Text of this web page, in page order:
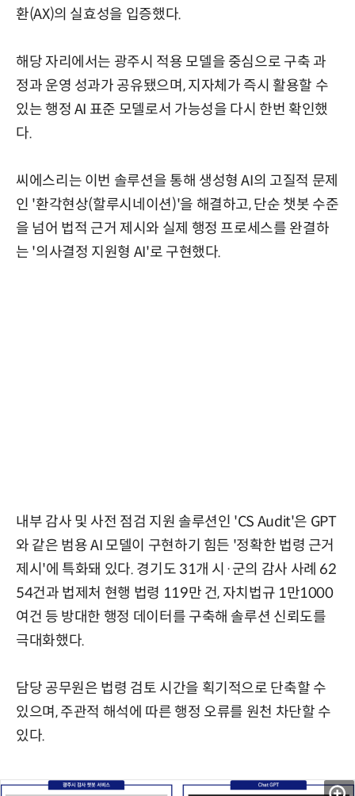
환(AX)의 실효성을 입증했다.
해당 자리에서는 광주시 적용 모델을 중심으로 구축 과
정과 운영 성과가 공유됐으며, 지자체가 즉시 활용할 수
있는 행정 AI 표준 모델로서 가능성을 다시 한번 확인했
다.
씨에스리는 이번 솔루션을 통해 생성형 AI의 고질적 문제
인 '환각현상(할루시네이션)'을 해결하고, 단순 챗봇 수준
을 넘어 법적 근거 제시와 실제 행정 프로세스를 완결하
는 '의사결정 지원형 AI'로 구현했다.
내부 감사 및 사전 점검 지원 솔루션인 'CS Audit'은 GPT
와 같은 범용 AI 모델이 구현하기 힘든 '정확한 법령 근거
제시'에 특화돼 있다. 경기도 31개 시·군의 감사 사례 62
54건과 법제처 현행 법령 119만 건, 자치법규 1만1000
여건 등 방대한 행정 데이터를 구축해 솔루션 신뢰도를
극대화했다.
담당 공무원은 법령 검토 시간을 획기적으로 단축할 수
있으며, 주관적 해석에 따른 행정 오류를 원천 차단할 수
있다.